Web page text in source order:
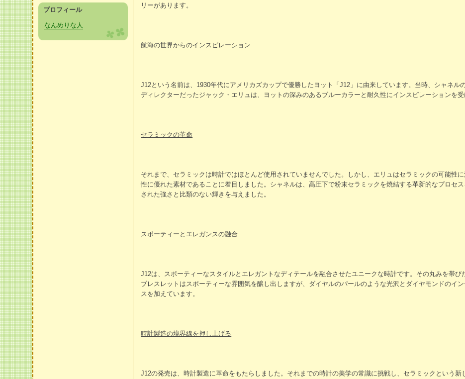
リーがあります。
航海の世界からのインスピレーション
J12という名前は、1930年代にアメリカズカップで優勝したヨット「J12」に由来しています。当時、シャネル
ディレクターだったジャック・エリュは、ヨットの深みのあるブルーカラーと耐久性にインスピレーションを受
セラミックの革命
それまで、セラミックは時計ではほとんど使用されていませんでした。しかし、エリュはセラミックの可能性
性に優れた素材であることに着目しました。シャネルは、高圧下で粉末セラミックを焼結する革新的なプロセ
された強さと比類のない輝きを与えました。
スポーティーとエレガンスの融合
J12は、スポーティーなスタイルとエレガントなディテールを融合させたユニークな時計です。その丸みを帯び
ブレスレットはスポーティーな雰囲気を醸し出しますが、ダイヤルのパールのような光沢とダイヤモンドのイ
スを加えています。
時計製造の境界線を押し上げる
J12の発売は、時計製造に革命をもたらしました。それまでの時計の美学の常識に挑戦し、セラミックという新
プロフィール
なんめりな人